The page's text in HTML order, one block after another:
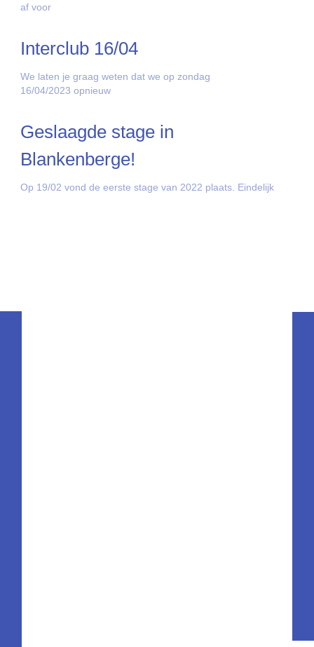
af voor
Interclub 16/04
We laten je graag weten dat we op zondag
16/04/2023 opnieuw
Geslaagde stage in
Blankenberge!
Op 19/02 vond de eerste stage van 2022 plaats. Eindelijk